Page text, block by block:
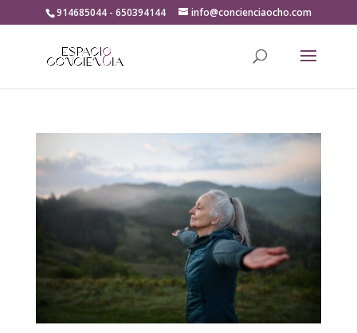
914685044 - 650394144 info@concienciaocho.com